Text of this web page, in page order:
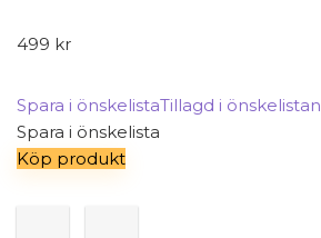
499 kr
Spara i önskelistaTillagd i önskelistan
Spara i önskelista
Köp produkt